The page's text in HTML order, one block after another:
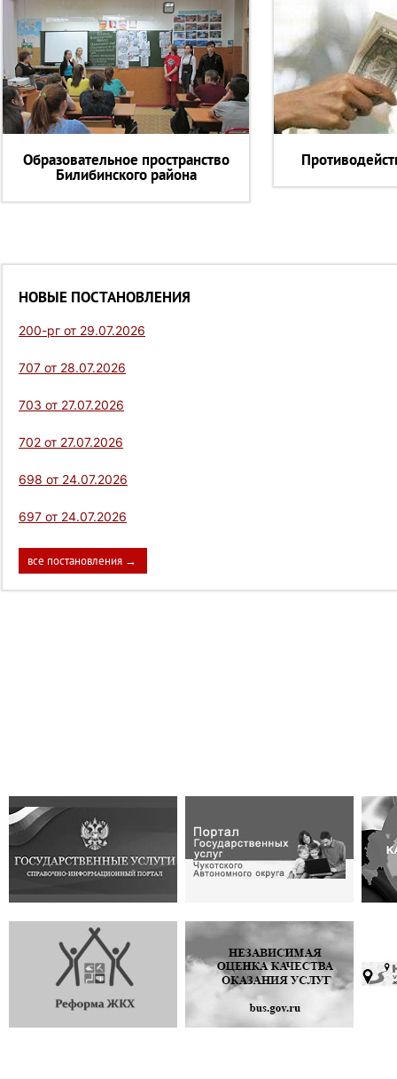
Образовательное пространство
Билибинского района
НОВЫЕ ПОСТАНОВЛЕНИЯ
200-рг от 29.07.2026
707 от 28.07.2026
703 от 27.07.2026
702 от 27.07.2026
698 от 24.07.2026
697 от 24.07.2026
все постановления →